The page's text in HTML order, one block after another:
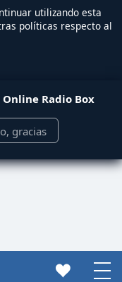
utilizando esta
políticas respecto al
Online Radio Box
gracias